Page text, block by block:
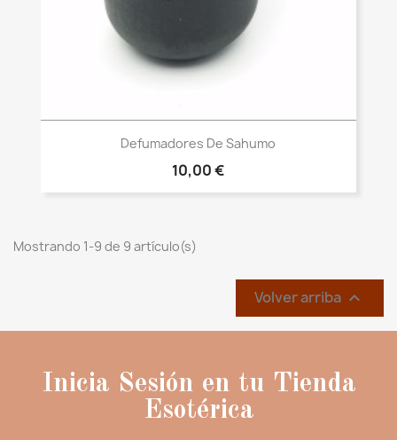
Vista rápida
Defumadores De Sahumo
10,00 €
Mostrando 1-9 de 9 artículo(s)
Volver arriba 
Inicia Sesión en tu Tienda
Esotérica